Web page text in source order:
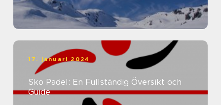
17. januari 2024
Sko Padel: En Fullständig Översikt och
Guide